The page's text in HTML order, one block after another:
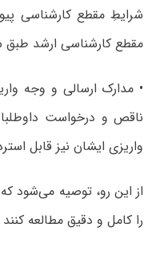
مقطع کارشناسی ارشد طبق
• مدارک ارسالی و وجه
ناقص و درخواست
واریزی ایشان نیز قابل
از این رو، توصیه می‌شود
را کامل و دقیق مطالعه